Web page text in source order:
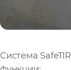
Система